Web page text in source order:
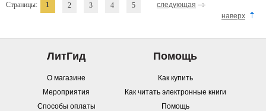
Страницы: 1 2 3 4 5
следующая
наверх
ЛитГид
О магазине
Мероприятия
Способы оплаты
Помощь
Как купить
Как читать электронные книги
Помощь